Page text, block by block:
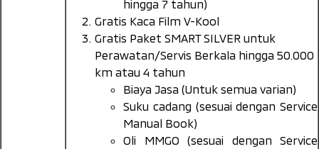
hingga 7 tahun)
Gratis Kaca Film V-Kool
Gratis Paket SMART SILVER untuk
Perawatan/Servis Berkala hingga 50.000
km atau 4 tahun
Biaya Jasa (Untuk semua varian)
Suku cadang (sesuai dengan Service
Manual Book)
Oli MMGO (sesuai dengan Service